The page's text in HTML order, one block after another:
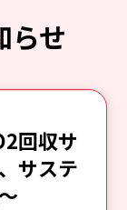
らせ
回収サ
サステ